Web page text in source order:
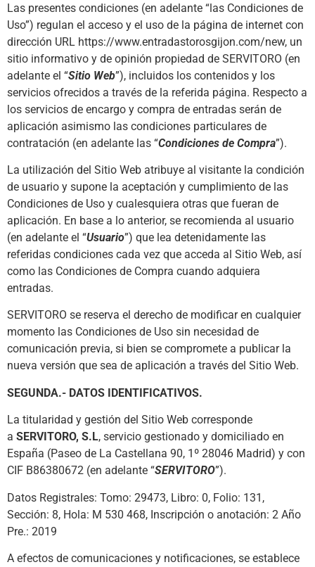
Las presentes condiciones (en adelante “las Condiciones de
Uso”) regulan el acceso y el uso de la página de internet con
dirección URL https://www.entradastorosgijon.com/new, un
sitio informativo y de opinión propiedad de SERVITORO (en
adelante el “Sitio Web”), incluidos los contenidos y los
servicios ofrecidos a través de la referida página. Respecto a
los servicios de encargo y compra de entradas serán de
aplicación asimismo las condiciones particulares de
contratación (en adelante las “Condiciones de Compra”).
La utilización del Sitio Web atribuye al visitante la condición
de usuario y supone la aceptación y cumplimiento de las
Condiciones de Uso y cualesquiera otras que fueran de
aplicación. En base a lo anterior, se recomienda al usuario
(en adelante el “Usuario”) que lea detenidamente las
referidas condiciones cada vez que acceda al Sitio Web, así
como las Condiciones de Compra cuando adquiera
entradas.
SERVITORO se reserva el derecho de modificar en cualquier
momento las Condiciones de Uso sin necesidad de
comunicación previa, si bien se compromete a publicar la
nueva versión que sea de aplicación a través del Sitio Web.
SEGUNDA.- DATOS IDENTIFICATIVOS.
La titularidad y gestión del Sitio Web corresponde
a SERVITORO, S.L, servicio gestionado y domiciliado en
España (Paseo de La Castellana 90, 1º 28046 Madrid) y con
CIF B86380672 (en adelante “SERVITORO”).
Datos Registrales: Tomo: 29473, Libro: 0, Folio: 131,
Sección: 8, Hola: M 530 468, Inscripción o anotación: 2 Año
Pre.: 2019
A efectos de comunicaciones y notificaciones, se establece